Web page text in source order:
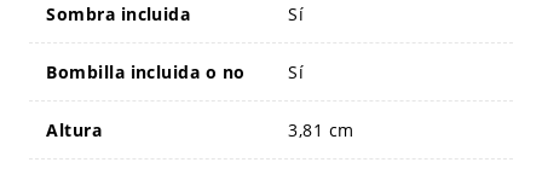
Sombra incluida Sí
Bombilla incluida o no Sí
Altura 3,81 cm